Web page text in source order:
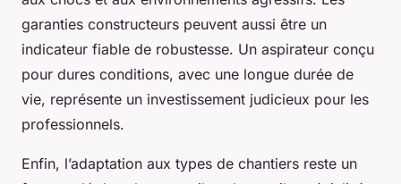
garanties constructeurs peuvent aussi être un
indicateur fiable de robustesse. Un aspirateur conçu
pour dures conditions, avec une longue durée de
vie, représente un investissement judicieux pour les
professionnels.
Enfin, l’adaptation aux types de chantiers reste un